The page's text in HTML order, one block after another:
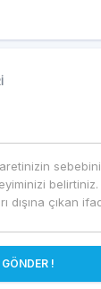
GÖNDER !